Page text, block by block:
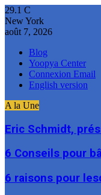
29.1 C
New York
août 7, 2026
Blog
Yoopya Center
Connexion Email
English version
A la Une
Eric Schmidt,
6 Conseils pour
6 raisons pour